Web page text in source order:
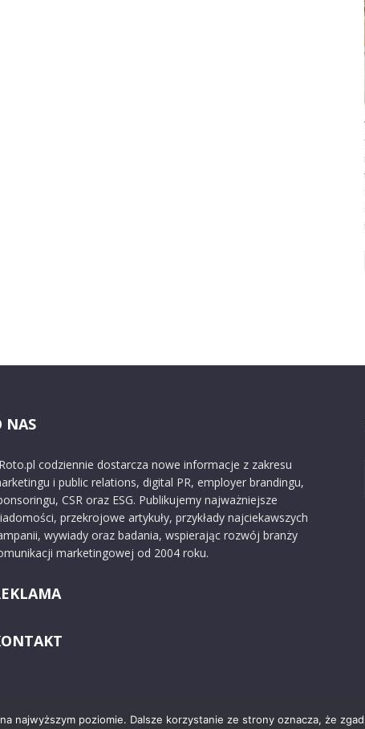
NAS
codziennie dostarcza nowe informacje z zakresu
i public relations, digital PR, employer brandingu,
CSR oraz ESG. Publikujemy najważniejsze
przekrojowe artykuły, przykłady najciekawszych
wywiady oraz badania, wspierając rozwój branży
marketingowej od 2004 roku.
najwyższym poziomie. Dalsze korzystanie ze strony oznacza, że